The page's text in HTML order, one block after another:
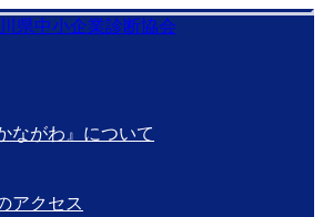
ながわ』について
アクセス